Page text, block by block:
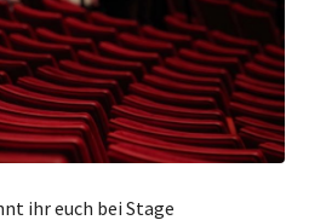
ihr euch bei Stage